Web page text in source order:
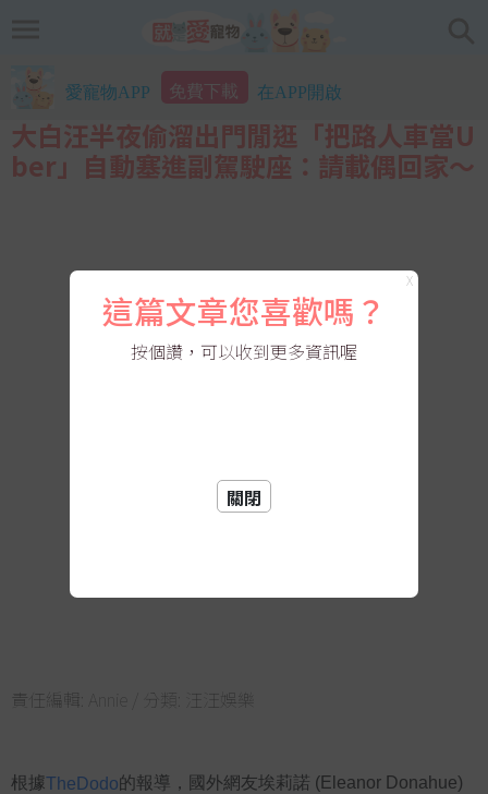
愛寵物APP 免費下載 在APP開啟
大白汪半夜偷溜出門閒逛「把路人車當U
ber」自動塞進副駕駛座：請載偶回家～
責任編輯: / 分類: 汪汪娛樂
根據TheDodo的報導，國外網友埃莉諾 (Eleanor Donahue)
X
這篇文章您喜歡嗎？
按個讚，可以收到更多資訊喔
關閉